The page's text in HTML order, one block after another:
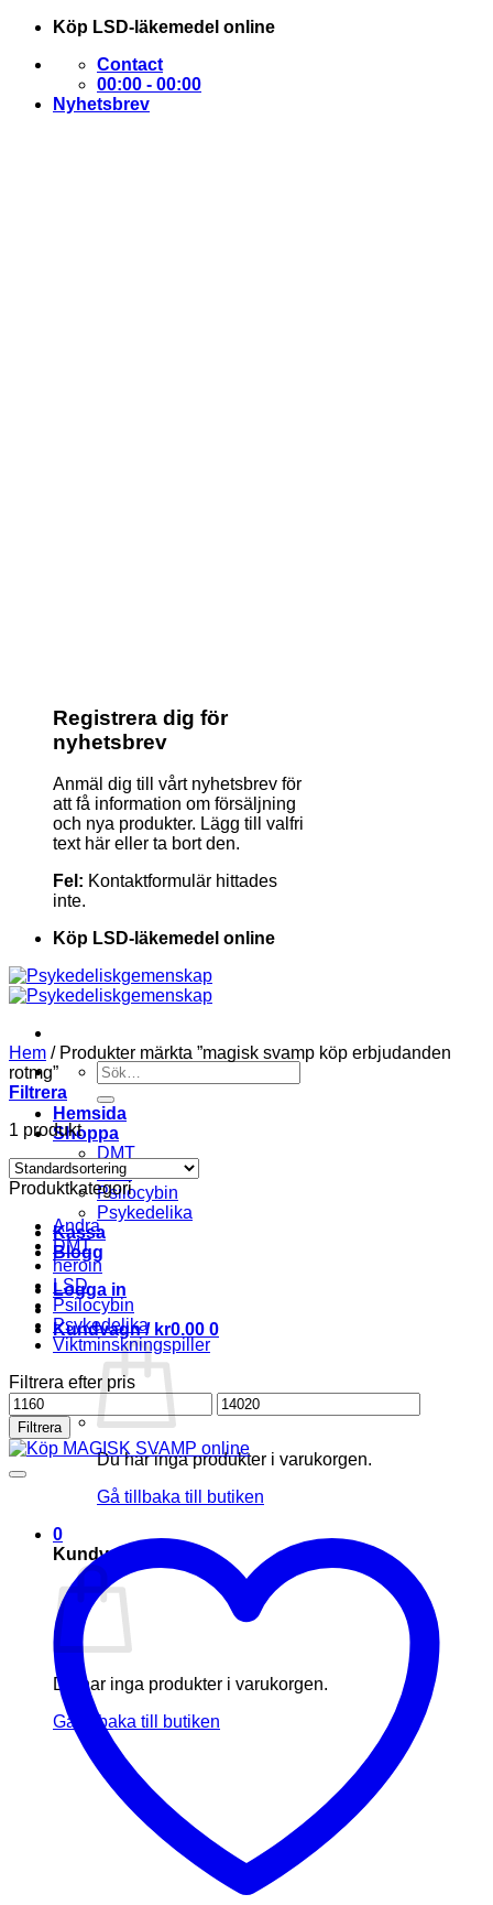
Skip
content
Köp LSD-läkemedel online
Contact
00:00 - 00:00
Nyhetsbrev
Registrera dig för
nyhetsbrev
Anmäl dig till vårt nyhetsbrev för
att få information om försäljning
och nya produkter. Lägg till valfri
text här eller ta bort den.
Fel: Kontaktformulär hittades
inte.
Köp LSD-läkemedel online
Söka
efter
Hemsida
Shoppa
DMT
LSD
Psilocybin
Psykedelika
Kassa
Blogg
Logga in
Kundvagn / kr0.00 0
Du har inga produkter i varukorgen.
Gå tillbaka till butiken
0
Kundvagn
Du har inga produkter i varukorgen.
Gå tillbaka till butiken
Hem /Produkter märkta ”magisk svamp köp erbjudanden
rotmg”
Filtrera
1 produkt
Produktkategori
Andra
DMT
heroin
LSD
Psilocybin
Psykedelika
Viktminskningspiller
Filtrera efter pris
Pris
från
Pris
till
Filtrera